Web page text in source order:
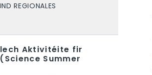
REGIONALES
Aktivitéite fir
Summer